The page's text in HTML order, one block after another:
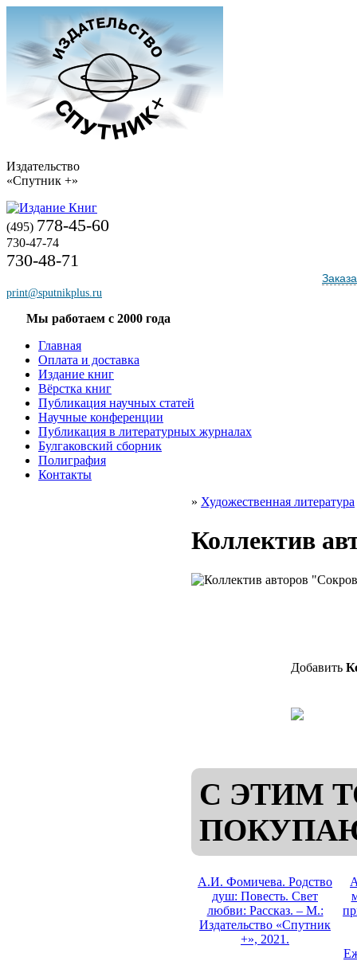
Издательство
«Спутник +»
(495) 778-45-60
730-47-74
730-48-71
print@sputnikplus.ru
Мы работаем с 2000 года
Главная
Оплата и доставка
Издание книг
Вёрстка книг
Публикация научных статей
Научные конференции
Публикация в литературных журналах
Булгаковский сборник
Полиграфия
Контакты
» Художественная литература
Коллектив
Добавить
С ЭТИМ
А.И. Фомичева. Родство
душ: Повесть. Свет
любви: Рассказ. – М.:
Издательство «Спутник
+», 2021.